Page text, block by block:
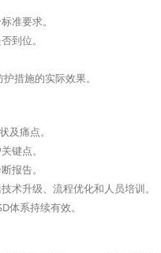
准要求。
到位。
措施的实际效果。
及痛点。
键点。
报告。
术升级、流程优化和人员培训。
体系持续有效。